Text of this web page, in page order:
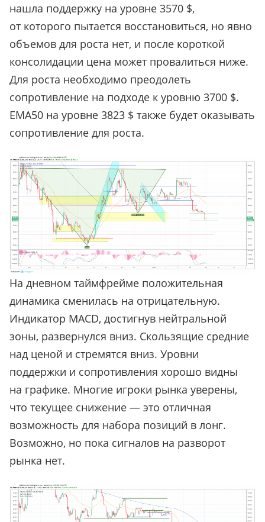
нашла поддержку на уровне 3570 $,
от которого пытается восстановиться, но явно
объемов для роста нет, и после короткой
консолидации цена может провалиться ниже.
Для роста необходимо преодолеть
сопротивление на подходе к уровню 3700 $.
ЕМА50 на уровне 3823 $ также будет оказывать
сопротивление для роста.
На дневном таймфрейме положительная
динамика сменилась на отрицательную.
Индикатор MACD, достигнув нейтральной
зоны, развернулся вниз. Скользящие средние
над ценой и стремятся вниз. Уровни
поддержки и сопротивления хорошо видны
на графике. Многие игроки рынка уверены,
что текущее снижение — это отличная
возможность для набора позиций в лонг.
Возможно, но пока сигналов на разворот
рынка нет.